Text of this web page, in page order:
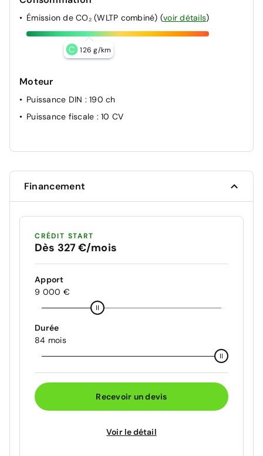
Émission de CO₂ (WLTP combiné) (voir détails)
C 126 g/km
Moteur
Puissance DIN : 190 ch
Puissance fiscale : 10 CV
Financement
CRÉDIT START
Dès 327 €/mois
Apport
9 000 €
Durée
84 mois
Recevoir un devis
Voir le détail